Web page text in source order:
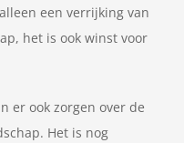
een verrijking van
het is ook winst voor
er ook zorgen over de
Het is nog